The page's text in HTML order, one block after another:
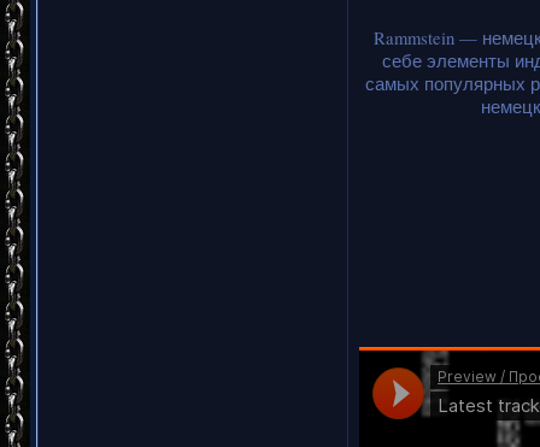
Rammstein —
себе элементы
самых популярных